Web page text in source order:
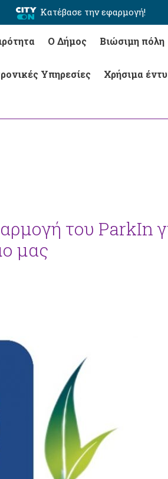
Κατέβασε την εφαρμογή!
Ο Δήμος Βιώσιμη πόλη
Υπηρεσίες Χρήσιμα
του ParkIn
μας